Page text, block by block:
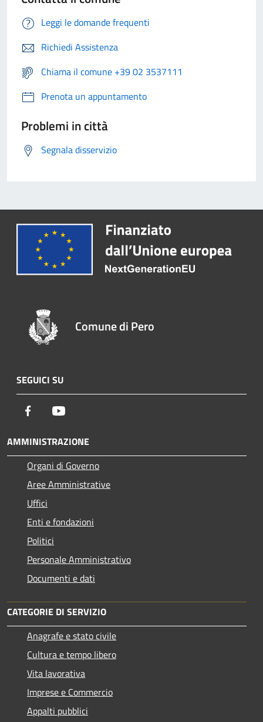
Leggi le domande frequenti
Richiedi Assistenza
Chiama il comune +39 02 3537111
Prenota un appuntamento
Problemi in città
Segnala disservizio
Comune di Pero
SEGUICI SU
Facebook
AMMINISTRAZIONE
Organi di Governo
Aree Amministrative
Uffici
Enti e fondazioni
Politici
Personale Amministrativo
Documenti e dati
CATEGORIE DI SERVIZIO
Anagrafe e stato civile
Cultura e tempo libero
Vita lavorativa
Imprese e Commercio
Appalti pubblici